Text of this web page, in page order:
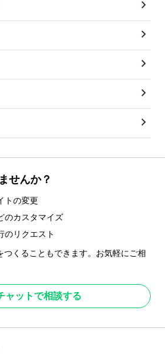
せんか？
トの変更
のカスタマイズ
のリクエスト
つくることもできます。お気軽にご相
ャットで相談する